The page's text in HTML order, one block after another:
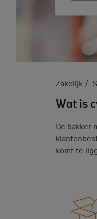
Zakelijk
Wat is
De bakker
komt te